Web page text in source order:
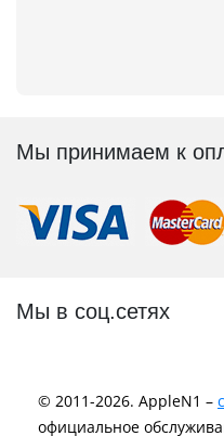
Мы принимаем к
Мы в соц.сетях
© 2011-2026. AppleN1 –
официальное